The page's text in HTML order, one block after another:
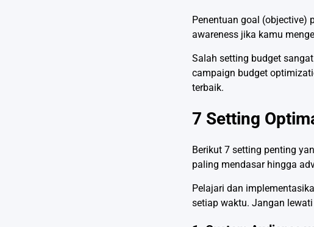
Penentuan goal (objective)
awareness jika kamu
Salah setting budget
campaign budget
terbaik.
7 Setting
Berikut 7 setting penting
paling mendasar hingga
Pelajari dan
setiap waktu. Jangan